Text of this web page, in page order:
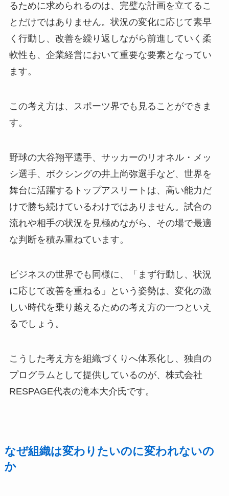
るために求められるのは、完璧な計画を立てるこ
とだけではありません。状況の変化に応じて素早
く行動し、改善を繰り返しながら前進していく柔
軟性も、企業経営において重要な要素となってい
ます。
この考え方は、スポーツ界でも見ることができま
す。
野球の大谷翔平選手、サッカーのリオネル・メッ
シ選手、ボクシングの井上尚弥選手など、世界を
舞台に活躍するトップアスリートは、高い能力だ
けで勝ち続けているわけではありません。試合の
流れや相手の状況を見極めながら、その場で最適
な判断を積み重ねています。
ビジネスの世界でも同様に、「まず行動し、状況
に応じて改善を重ねる」という姿勢は、変化の激
しい時代を乗り越えるための考え方の一つといえ
るでしょう。
こうした考え方を組織づくりへ体系化し、独自の
プログラムとして提供しているのが、株式会社
RESPAGE代表の滝本大介氏です。
なぜ組織は変わりたいのに変われないの
か